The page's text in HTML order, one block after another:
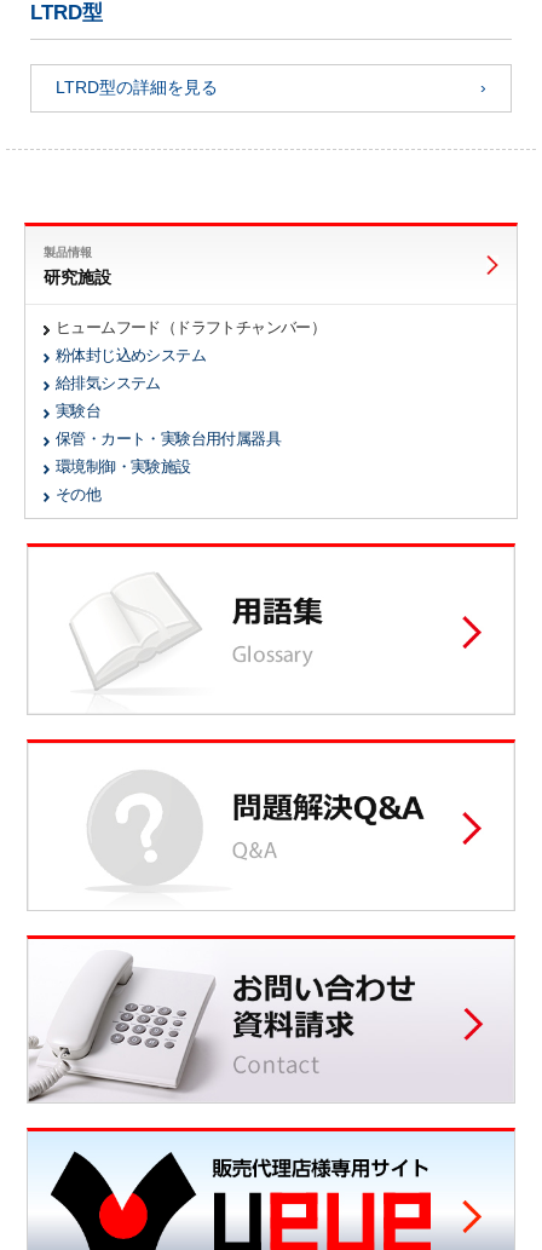
LTRD型
LTRD型の詳細を見る
製品情報
研究施設
ヒュームフード（ドラフトチャンバー）
粉体封じ込めシステム
給排気システム
実験台
保管・カート・実験台用付属器具
環境制御・実験施設
その他